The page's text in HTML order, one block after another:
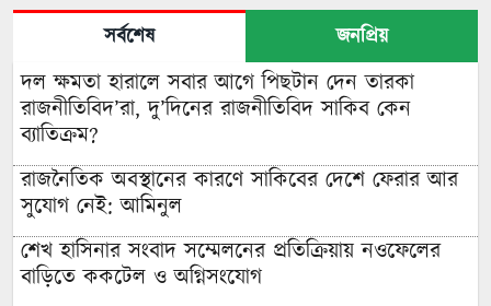
সর্বশেষ জনপ্রিয়
দল ক্ষমতা হারালে সবার আগে পিছটান দেন তারকা
রাজনীতিবিদ’রা, দু’দিনের রাজনীতিবিদ সাকিব কেন
ব্যাতিক্রম?
রাজনৈতিক অবস্থানের কারণে সাকিবের দেশে ফেরার আর
সুযোগ নেই: আমিনুল
শেখ হাসিনার সংবাদ সম্মেলনের প্রতিক্রিয়ায় নওফেলের
বাড়িতে ককটেল ও অগ্নিসংযোগ